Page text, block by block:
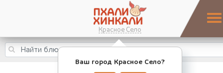
Красное Село
Ваш город Красное Село?